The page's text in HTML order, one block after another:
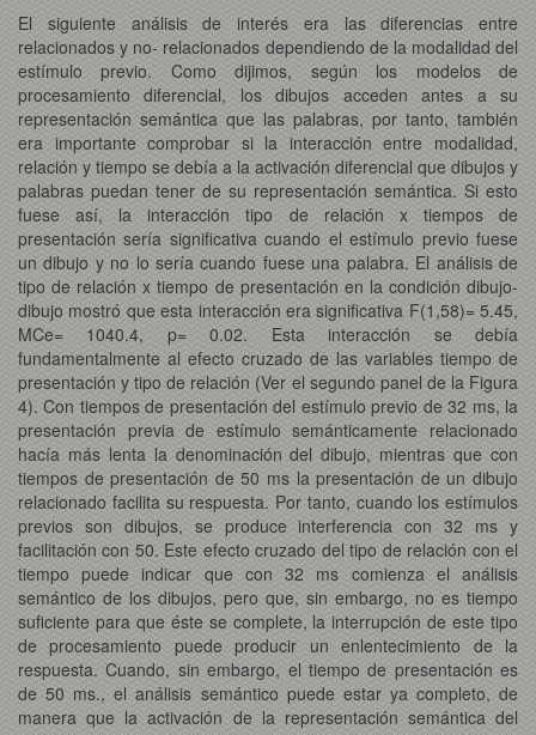
El siguiente análisis de interés era las diferencias entre
relacionados y no- relacionados dependiendo de la modalidad del
estímulo previo. Como dijimos, según los modelos de
procesamiento diferencial, los dibujos acceden antes a su
representación semántica que las palabras, por tanto, también
era importante comprobar si la interacción entre modalidad,
relación y tiempo se debía a la activación diferencial que dibujos y
palabras puedan tener de su representación semántica. Si esto
fuese así, la interacción tipo de relación x tiempos de
presentación sería significativa cuando el estímulo previo fuese
un dibujo y no lo sería cuando fuese una palabra. El análisis de
tipo de relación x tiempo de presentación en la condición dibujo-
dibujo mostró que esta interacción era significativa F(1,58)= 5.45,
MCe= 1040.4, p= 0.02. Esta interacción se debía
fundamentalmente al efecto cruzado de las variables tiempo de
presentación y tipo de relación (Ver el segundo panel de la Figura
4). Con tiempos de presentación del estímulo previo de 32 ms, la
presentación previa de estímulo semánticamente relacionado
hacía más lenta la denominación del dibujo, mientras que con
tiempos de presentación de 50 ms la presentación de un dibujo
relacionado facilita su respuesta. Por tanto, cuando los estímulos
previos son dibujos, se produce interferencia con 32 ms y
facilitación con 50. Este efecto cruzado del tipo de relación con el
tiempo puede indicar que con 32 ms comienza el análisis
semántico de los dibujos, pero que, sin embargo, no es tiempo
suficiente para que éste se complete, la interrupción de este tipo
de procesamiento puede producir un enlentecimiento de la
respuesta. Cuando, sin embargo, el tiempo de presentación es
de 50 ms., el análisis semántico puede estar ya completo, de
manera que la activación de la representación semántica del